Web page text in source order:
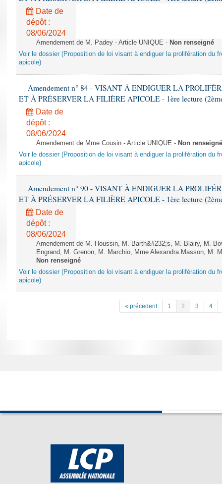
Date de
dépôt :
08/06/2024
Amendement de M. Padey - Article UNIQUE - Non renseigné
Voir le dossier (Proposition de loi visant à endiguer la prolifération du
apicole)
Amendement n° 84 - VISANT À ENDIGUER LA
ET À PRÉSERVER LA FILIÈRE APICOLE - 1ère lecture
Date de
dépôt :
08/06/2024
Amendement de Mme Cousin - Article UNIQUE - Non renseigné
Voir le dossier (Proposition de loi visant à endiguer la prolifération du
apicole)
Amendement n° 90 - VISANT À ENDIGUER LA
ET À PRÉSERVER LA FILIÈRE APICOLE - 1ère lecture
Date de
dépôt :
08/06/2024
Amendement de M. Houssin, M. Barth&#232;s, M. Blairy, M.
Engrand, M. Grenon, M. Marchio, Mme Alexandra Masson, M.
Non renseigné
Voir le dossier (Proposition de loi visant à endiguer la prolifération du
apicole)
« précedent 1 2 3 4